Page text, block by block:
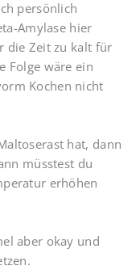
persönlich
Amylase hier
die Zeit zu kalt für
Folge wäre ein
Kochen nicht
hat, dann
müsstest du
erhöhen
aber okay und